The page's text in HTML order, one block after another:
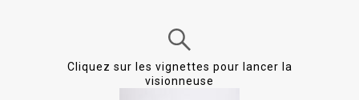
Cliquez sur les vignettes pour lancer la
visionneuse